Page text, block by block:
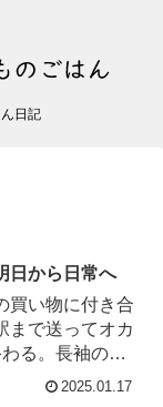
日記
日から日常へ
買い物に付き合
まで送ってオカ
る。長袖のカ
ボンが欲しいと
2025.01.17